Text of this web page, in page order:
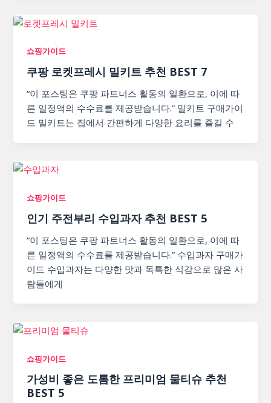
쇼핑가이드
쿠팡 로켓프레시 밀키트 추천 BEST 7
“이 포스팅은 쿠팡 파트너스 활동의 일환으로, 이에 따
른 일정액의 수수료를 제공받습니다.” 밀키트 구매가이
드 밀키트는 집에서 간편하게 다양한 요리를 즐길 수
쇼핑가이드
인기 주전부리 수입과자 추천 BEST 5
“이 포스팅은 쿠팡 파트너스 활동의 일환으로, 이에 따
른 일정액의 수수료를 제공받습니다.” 수입과자 구매가
이드 수입과자는 다양한 맛과 독특한 식감으로 많은 사
람들에게
쇼핑가이드
가성비 좋은 도톰한 프리미엄 물티슈 추천
BEST 5